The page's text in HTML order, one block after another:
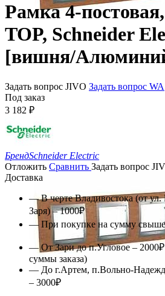
Рамка 4-
TOP, Schneider
[вишня/
Задать вопрос JIVO Задать вопрос WA
Под заказ
3 182 ₽
БрендSchneider Electric
Отложить Сравнить Задать вопрос
Доставка
— В черте Владивостока (от ул.
Заря) – 1000₽
— При покупке на сумму свыше
— От Зари до п.Угловое – 2000₽
суммы заказа)
— До г.Артем, п.Вольно-
– 3000₽